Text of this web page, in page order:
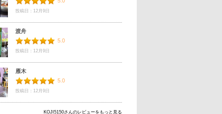
投稿日：12月9日
渡舟
5.0
投稿日：12月9日
雁木
5.0
投稿日：12月9日
KOJI5150さんのレビューをもっと見る